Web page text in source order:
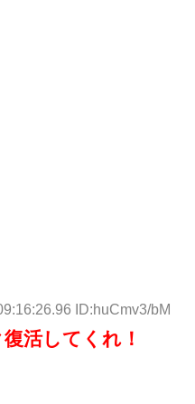
ID:huCmv3/bM
活してくれ！